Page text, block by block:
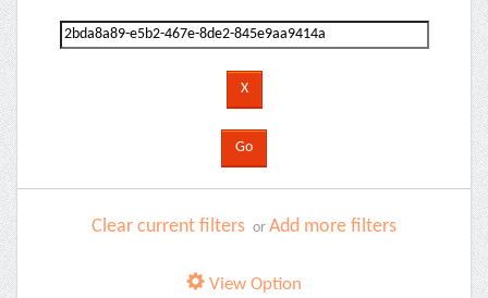
Clear current filters or Add more filters
View Option